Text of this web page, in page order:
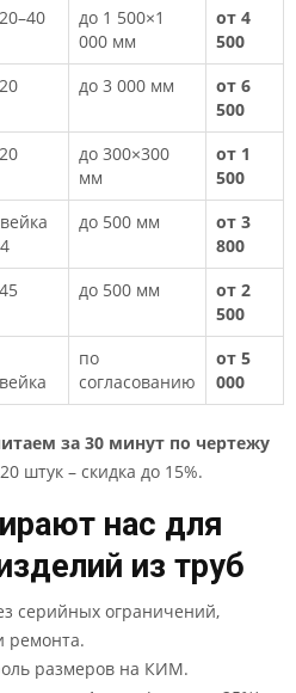
до 1 500×1
000 мм
от 4
500
до 3 000 мм
от 6
500
до 300×300
мм
от 1
500
до 500 мм
от 3
800
до 500 мм
от 2
500
по
согласованию
от 5
000
за 30 минут по чертежу
штук – скидка до 15%.
нас для
из труб
серийных ограничений,
ремонта.
размеров на КИМ.